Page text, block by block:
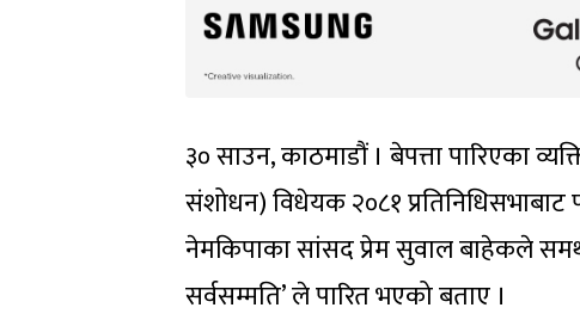
३० साउन, काठमाडौं । बेपत्ता पारिएका
संशोधन) विधेयक २०८१
नेमकिपाका सांसद प्रेम सुवाल बाहेकले
सर्वसम्मति’ ले पारित भएको बताए ।